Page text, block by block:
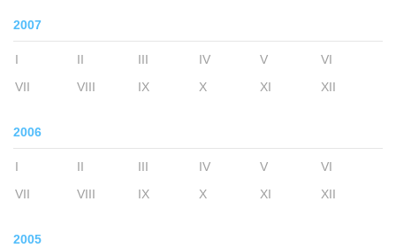
2007
I II III IV V
VI
VII
VIII IX X XI XII
2006
I II III IV V
VI
VII
VIII IX X XI XII
2005